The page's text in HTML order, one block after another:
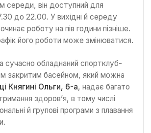
середи, він доступний для
до 22.00. У вихідні й середу
роботу на пів години пізніше.
його роботи може змінюватися.
сучасно обладнаний спортклуб-
закритим басейном, який можна
Княгині Ольги, 6-а, надає багато
здоров’я, в тому числі
й групові програми з плавання